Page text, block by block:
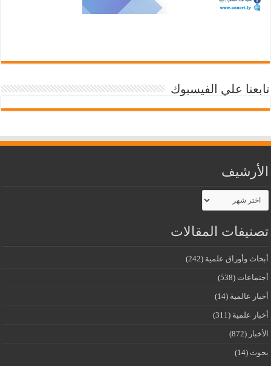
تابعنا علي الفيسبوك
الأرشيف
الأرشيف
تصنيفات المقالات
أبحاث وأوراق علمية (242)
أجتماعات (538)
أخبار عالمية (14)
أخبار علمية (311)
الأخبار (872)
بحوث (14)